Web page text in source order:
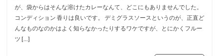
が、袋からはそんな溶けたカレーなんて、どこにもありませんでした。
コンディション 香りは良いです。 デミグラスソースというのが、正直ど
んなものなのかはよく知らなかったりするワケですが、とにかくフルー
ツ […]